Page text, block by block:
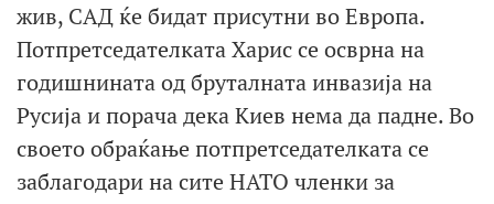
жив, САД ќе бидат присутни во Европа.
Потпретседателката Харис се осврна на
годишнината од бруталната инвазија на
Русија и порача дека Киев нема да падне. Во
своето обраќање потпретседателката се
заблагодари на сите НАТО членки за